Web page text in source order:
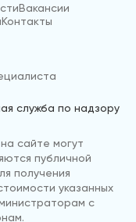
Вакансии
Контакты
служба по надзору
сайте могут
публичной
получения
указанных
с